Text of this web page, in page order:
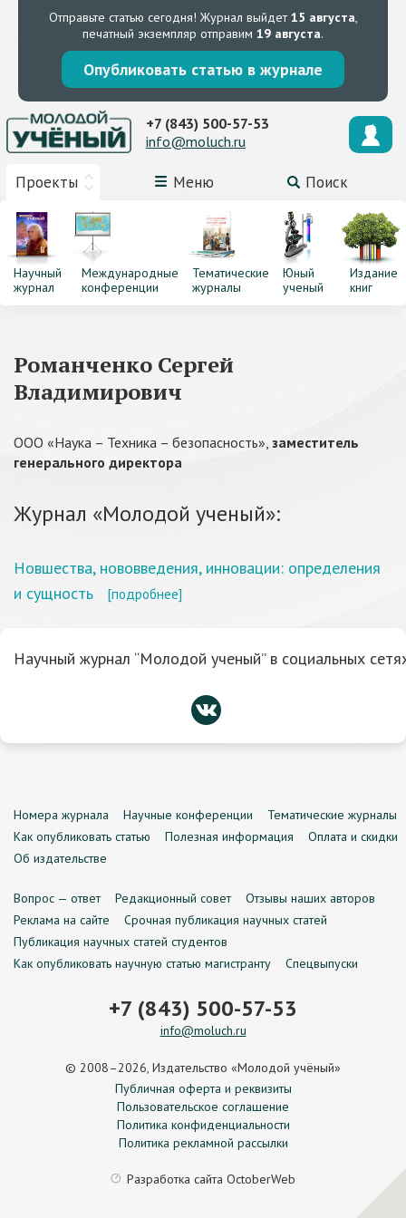
Отправьте статью сегодня! Журнал выйдет15 августа,
печатный экземпляр отправим 19 августа.
Опубликовать статью в журнале
Проекты Меню Поиск
+7 (843) 500-57-53
info@moluch.ru
Научный
журнал
Международные
конференции
Тематические
журналы
Юный
ученый
Издание
книг
Романченко Сергей
Владимирович
ООО «Наука – Техника – безопасность», заместитель
генерального директора
Журнал «Молодой ученый»:
Новшества, нововведения, инновации: определения
и сущность
[подробнее]
Научный журнал “Молодой ученый” в социальных
Номера журнала Научные конференции
Тематические журналы
Как опубликовать статью
Полезная информация
Оплата и скидки
Об издательстве
Вопрос — ответ Редакционный совет
Отзывы наших авторов
Реклама на сайте
Срочная публикация научных статей
Публикация научных статей студентов
Как опубликовать научную статью магистранту
Спецвыпуски
+7 (843) 500-57-53
info@moluch.ru
© 2008–2026, Издательство «Молодой учёный»
Публичная оферта и реквизиты
Пользовательское соглашение
Политика конфиденциальности
Политика рекламной рассылки
Разработка сайта OctoberWeb